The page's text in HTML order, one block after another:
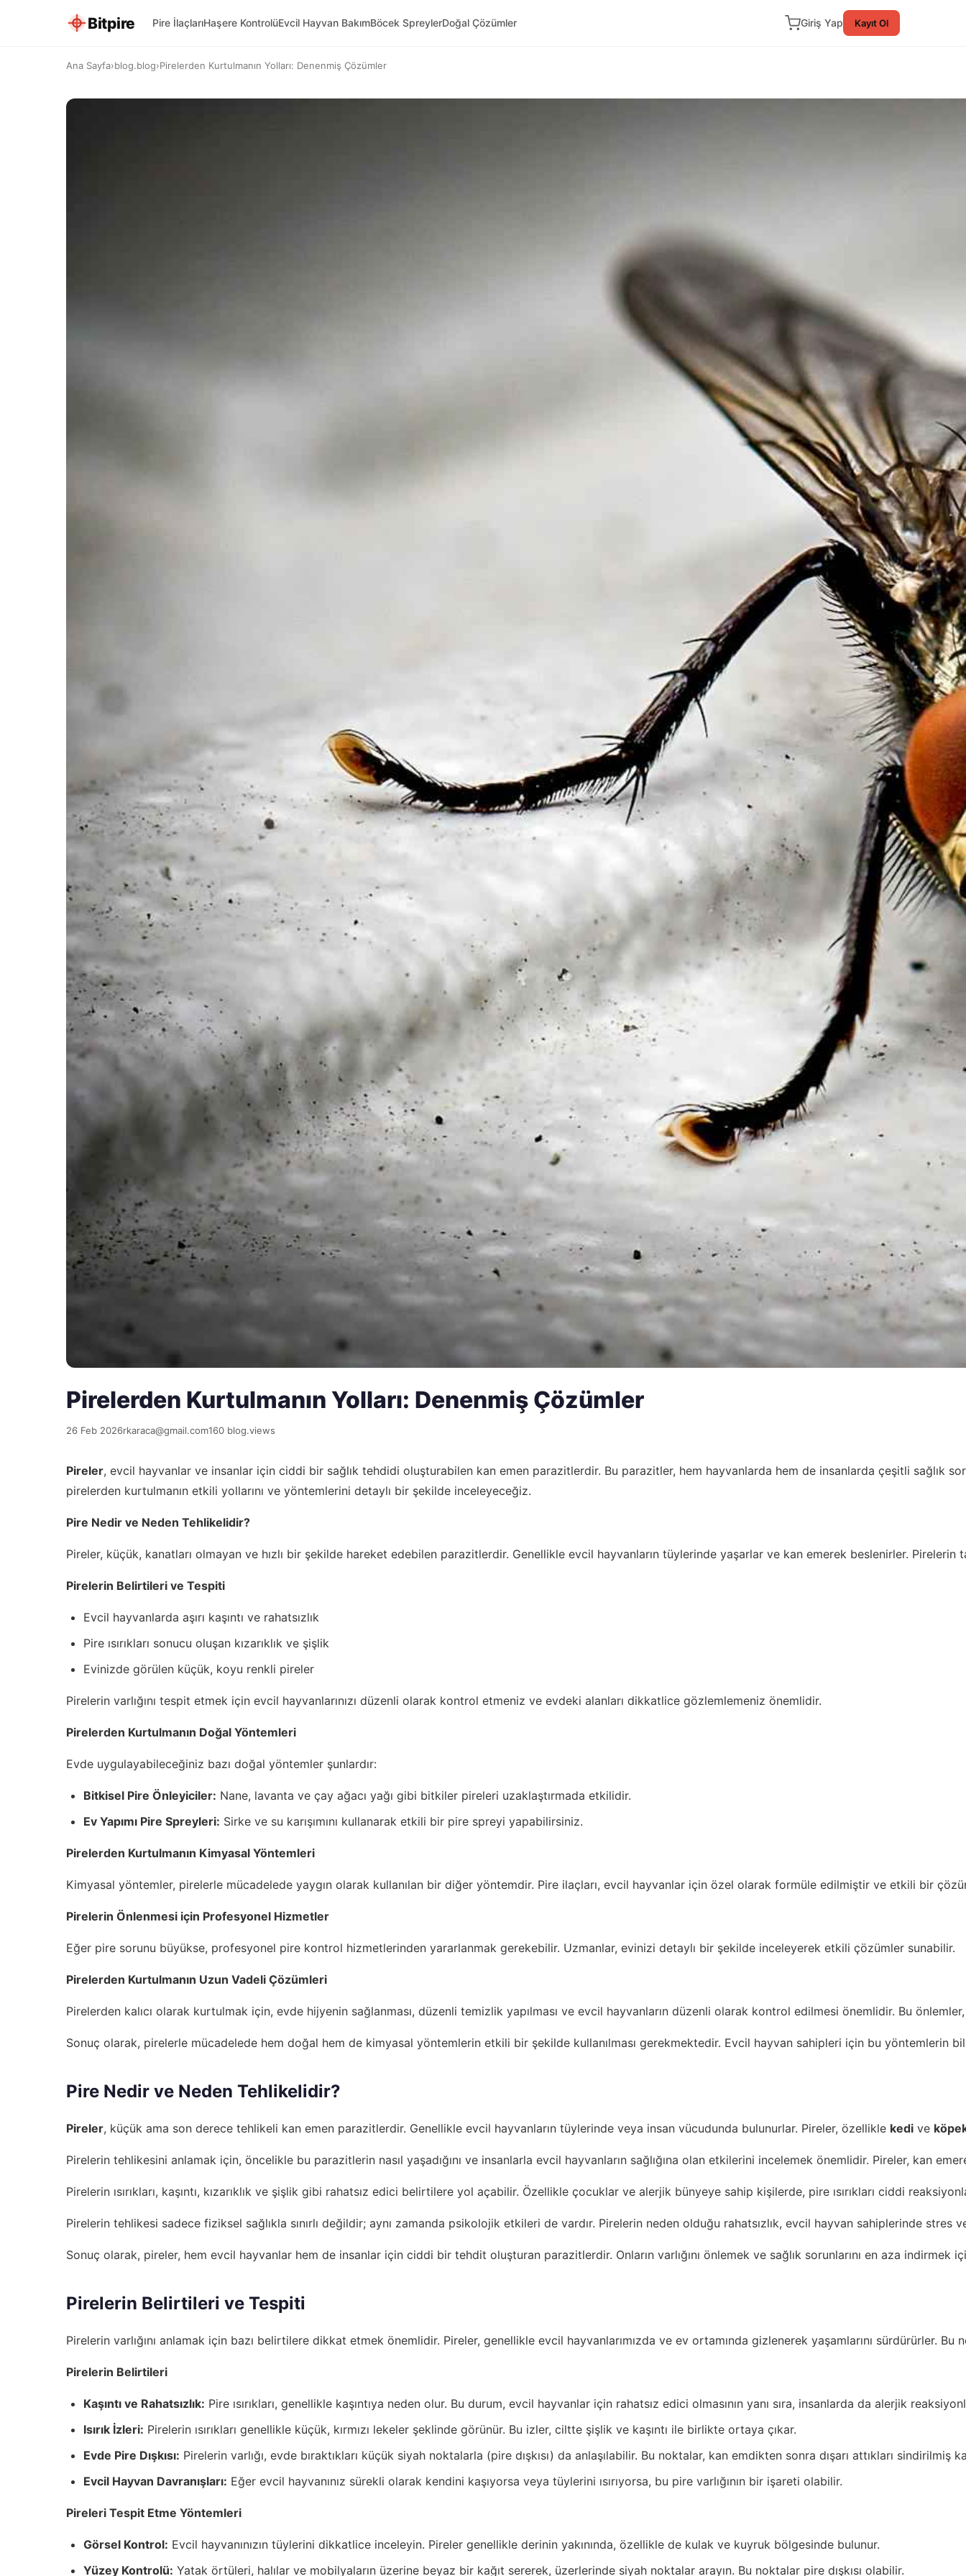
Bitpire Pire İlaçlarıHaşere KontrolüEvcil Hayvan BakımBöcek SpreylerDoğal Çözümler Giriş Yap Kayıt Ol
Ana Sayfa›blog.blog›Pirelerden Kurtulmanın Yolları: Denenmiş Çözümler
Pirelerden Kurtulmanın Yolları: Denenmiş Çözümler
26 Feb 2026rkaraca@gmail.com160 blog.views
Pireler, evcil hayvanlar ve insanlar için ciddi bir sağlık tehdidi oluşturabilen kan emen parazitlerdir. Bu parazitler, hem hayvanlarda hem de insanlarda çeşitli sağlık
pirelerden kurtulmanın etkili yollarını ve yöntemlerini detaylı bir şekilde inceleyeceğiz.
Pire Nedir ve Neden Tehlikelidir?
Pireler, küçük, kanatları olmayan ve hızlı bir şekilde hareket edebilen parazitlerdir. Genellikle evcil hayvanların tüylerinde yaşarlar ve kan emerek beslenirler.
Pirelerin Belirtileri ve Tespiti
Evcil hayvanlarda aşırı kaşıntı ve rahatsızlık
Pire ısırıkları sonucu oluşan kızarıklık ve şişlik
Evinizde görülen küçük, koyu renkli pireler
Pirelerin varlığını tespit etmek için evcil hayvanlarınızı düzenli olarak kontrol etmeniz ve evdeki alanları dikkatlice gözlemlemeniz önemlidir.
Pirelerden Kurtulmanın Doğal Yöntemleri
Evde uygulayabileceğiniz bazı doğal yöntemler şunlardır:
Bitkisel Pire Önleyiciler: Nane, lavanta ve çay ağacı yağı gibi bitkiler pireleri uzaklaştırmada etkilidir.
Ev Yapımı Pire Spreyleri: Sirke ve su karışımını kullanarak etkili bir pire spreyi yapabilirsiniz.
Pirelerden Kurtulmanın Kimyasal Yöntemleri
Kimyasal yöntemler, pirelerle mücadelede yaygın olarak kullanılan bir diğer yöntemdir. Pire ilaçları, evcil hayvanlar için özel olarak formüle edilmiştir ve etkili bir
Pirelerin Önlenmesi için Profesyonel Hizmetler
Eğer pire sorunu büyükse, profesyonel pire kontrol hizmetlerinden yararlanmak gerekebilir. Uzmanlar, evinizi detaylı bir şekilde inceleyerek etkili çözümler sunabilir.
Pirelerden Kurtulmanın Uzun Vadeli Çözümleri
Pirelerden kalıcı olarak kurtulmak için, evde hijyenin sağlanması, düzenli temizlik yapılması ve evcil hayvanların düzenli olarak kontrol edilmesi önemlidir. Bu
Sonuç olarak, pirelerle mücadelede hem doğal hem de kimyasal yöntemlerin etkili bir şekilde kullanılması gerekmektedir. Evcil hayvan sahipleri için bu yöntemlerin
Pire Nedir ve Neden Tehlikelidir?
Pireler, küçük ama son derece tehlikeli kan emen parazitlerdir. Genellikle evcil hayvanların tüylerinde veya insan vücudunda bulunurlar. Pireler, özellikle kedi ve
Pirelerin tehlikesini anlamak için, öncelikle bu parazitlerin nasıl yaşadığını ve insanlarla evcil hayvanların sağlığına olan etkilerini incelemek önemlidir. Pireler, kan
Pirelerin ısırıkları, kaşıntı, kızarıklık ve şişlik gibi rahatsız edici belirtilere yol açabilir. Özellikle çocuklar ve alerjik bünyeye sahip kişilerde, pire ısırıkları ciddi
Pirelerin tehlikesi sadece fiziksel sağlıkla sınırlı değildir; aynı zamanda psikolojik etkileri de vardır. Pirelerin neden olduğu rahatsızlık, evcil hayvan sahiplerinde
Sonuç olarak, pireler, hem evcil hayvanlar hem de insanlar için ciddi bir tehdit oluşturan parazitlerdir. Onların varlığını önlemek ve sağlık sorunlarını en aza
Pirelerin Belirtileri ve Tespiti
Pirelerin varlığını anlamak için bazı belirtilere dikkat etmek önemlidir. Pireler, genellikle evcil hayvanlarımızda ve ev ortamında gizlenerek yaşamlarını sürdürürler.
Pirelerin Belirtileri
Kaşıntı ve Rahatsızlık: Pire ısırıkları, genellikle kaşıntıya neden olur. Bu durum, evcil hayvanlar için rahatsız edici olmasının yanı sıra, insanlarda da alerjik
Isırık İzleri: Pirelerin ısırıkları genellikle küçük, kırmızı lekeler şeklinde görünür. Bu izler, ciltte şişlik ve kaşıntı ile birlikte ortaya çıkar.
Evde Pire Dışkısı: Pirelerin varlığı, evde bıraktıkları küçük siyah noktalarla (pire dışkısı) da anlaşılabilir. Bu noktalar, kan emdikten sonra dışarı attıkları sindirilmiş
Evcil Hayvan Davranışları: Eğer evcil hayvanınız sürekli olarak kendini kaşıyorsa veya tüylerini ısırıyorsa, bu pire varlığının bir işareti olabilir.
Pireleri Tespit Etme Yöntemleri
Görsel Kontrol: Evcil hayvanınızın tüylerini dikkatlice inceleyin. Pireler genellikle derinin yakınında, özellikle de kulak ve kuyruk bölgesinde bulunur.
Yüzey Kontrolü: Yatak örtüleri, halılar ve mobilyaların üzerine beyaz bir kağıt sererek, üzerlerinde siyah noktalar arayın. Bu noktalar pire dışkısı olabilir.